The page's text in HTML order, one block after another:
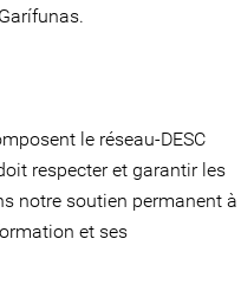
le réseau-DESC
respecter et garantir les
notre soutien permanent à
et ses